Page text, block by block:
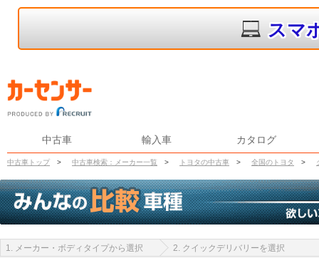
スマ
中古車 輸入車 カタログ
中古車トップ > 中古車検索：メーカー一覧 > トヨタの中古車 > 全国のトヨタ >
1. メーカー・ボディタイプから選択 2. クイックデリバリーを選択